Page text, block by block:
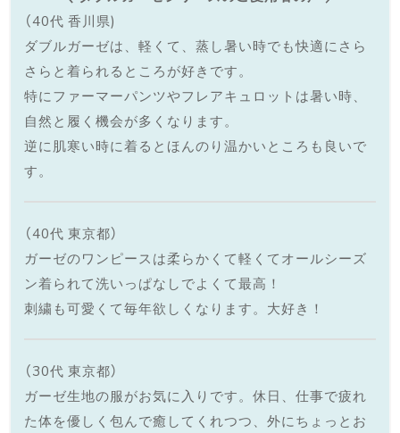
（40代 香川県)
ダブルガーゼは、軽くて、蒸し暑い時でも快適にさら
さらと着られるところが好きです。
特にファーマーパンツやフレアキュロットは暑い時、
自然と履く機会が多くなります。
逆に肌寒い時に着るとほんのり温かいところも良いで
す。
（40代 東京都）
ガーゼのワンピースは柔らかくて軽くてオールシーズ
ン着られて洗いっぱなしでよくて最高！
刺繍も可愛くて毎年欲しくなります。大好き！
（30代 東京都）
ガーゼ生地の服がお気に入りです。休日、仕事で疲れ
た体を優しく包んで癒してくれつつ、外にちょっとお